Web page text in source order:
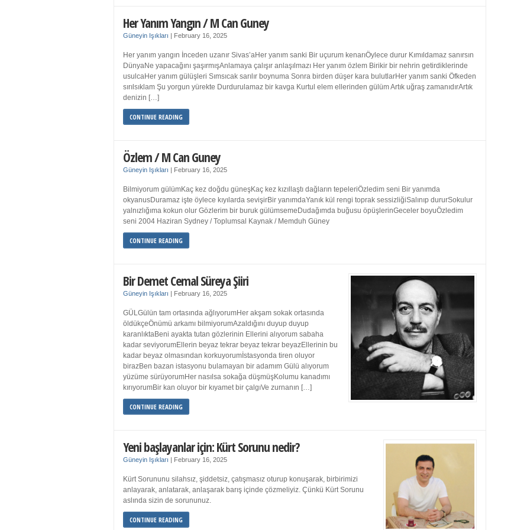
Her Yanım Yangın / M Can Guney
Güneyin Işıkları February 16, 2025
Her yanım yangın İnceden uzanır Sivas’aHer yanım sanki Bir uçurum kenarıÖylece durur Kımıldamaz sanırsın
DünyaNe yapacağını şaşırmışAnlamaya çalışır anlaşılmazı Her yanım özlem Birikir bir nehrin getirdiklerinde
usulcaHer yanım gülüşleri Sımsıcak sarılır boynuma Sonra birden düşer kara bulutlarHer yanım sanki Öfkeden
sırılsıklam Şu yorgun yürekte Durdurulamaz bir kavga Kurtul elem ellerinden gülüm Artık uğraş zamanıdırArtık
denizin […]
CONTINUE READING
Özlem / M Can Guney
Güneyin Işıkları February 16, 2025
Bilmiyorum gülümKaç kez doğdu güneşKaç kez kızıllaştı dağların tepeleriÖzledim seni Bir yanımda
okyanusDuramaz işte öylece kıyılarda sevişirBir yanımdaYanık kül rengi toprak sessizliğiSalınıp dururSokulur
yalnızlığıma kokun olur Gözlerim bir buruk gülümsemeDudağımda buğusu öpüşlerinGeceler boyuÖzledim
seni 2004 Haziran Sydney / Toplumsal Kaynak / Memduh Güney
CONTINUE READING
Bir Demet Cemal Süreya Şiiri
Güneyin Işıkları February 16, 2025
GÜLGülün tam ortasında ağlıyorumHer akşam sokak ortasında
öldükçeÖnümü arkamı bilmiyorumAzaldığını duyup duyup
karanlıktaBeni ayakta tutan gözlerinin Ellerini alıyorum sabaha
kadar seviyorumEllerin beyaz tekrar beyaz tekrar beyazEllerinin bu
kadar beyaz olmasından korkuyorumİstasyonda tiren oluyor
birazBen bazan istasyonu bulamayan bir adamım Gülü alıyorum
yüzüme sürüyorumHer nasılsa sokağa düşmüşKolumu kanadımı
kırıyorumBir kan oluyor bir kıyamet bir çalgıVe zurnanın […]
CONTINUE READING
Yeni başlayanlar için: Kürt Sorunu nedir?
Güneyin Işıkları February 16, 2025
Kürt Sorununu silahsız, şiddetsiz, çatışmasız oturup konuşarak, birbirimizi
anlayarak, anlatarak, anlaşarak barış içinde çözmeliyiz. Çünkü Kürt Sorunu
aslında sizin de sorununuz.
CONTINUE READING